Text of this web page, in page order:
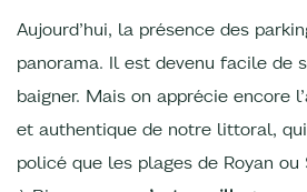
Aujourd’hui, la présence des
panorama. Il est devenu facile de
baigner. Mais on apprécie encore
et authentique de notre littoral, qui
policé que les plages de Royan